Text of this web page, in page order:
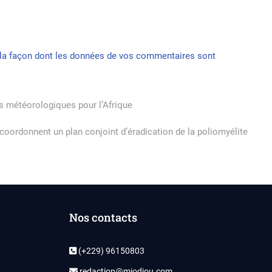
façon dont les données de vos commentaires sont
météorologiques pour l’Afrique
un plan conjoint d’éradication de la poliomyélite
Nos contacts
(+229) 96150803